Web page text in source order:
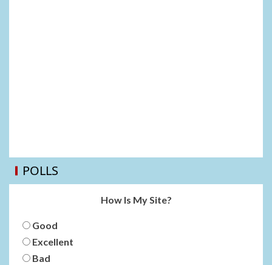
POLLS
How Is My Site?
Good
Excellent
Bad